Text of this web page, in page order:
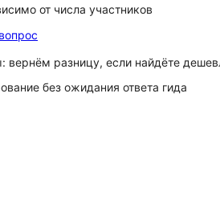
от числа участников
вернём разницу, если найдёте
без ожидания ответа гида